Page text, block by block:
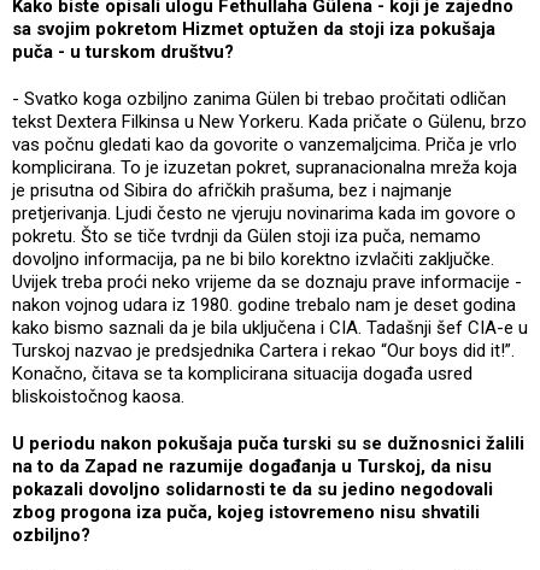
Kako biste opisali ulogu Fethullaha Gülena - koji je zajedno
sa svojim pokretom Hizmet optužen da stoji iza pokušaja
puča - u turskom društvu?
- Svatko koga ozbiljno zanima Gülen bi trebao pročitati odličan
tekst Dextera Filkinsa u New Yorkeru. Kada pričate o Gülenu, brzo
vas počnu gledati kao da govorite o vanzemaljcima. Priča je vrlo
komplicirana. To je izuzetan pokret, supranacionalna mreža koja
je prisutna od Sibira do afričkih prašuma, bez i najmanje
pretjerivanja. Ljudi često ne vjeruju novinarima kada im govore o
pokretu. Što se tiče tvrdnji da Gülen stoji iza puča, nemamo
dovoljno informacija, pa ne bi bilo korektno izvlačiti zaključke.
Uvijek treba proći neko vrijeme da se doznaju prave informacije -
nakon vojnog udara iz 1980. godine trebalo nam je deset godina
kako bismo saznali da je bila uključena i CIA. Tadašnji šef CIA-e u
Turskoj nazvao je predsjednika Cartera i rekao “Our boys did it!”.
Konačno, čitava se ta komplicirana situacija događa usred
bliskoistočnog kaosa.
U periodu nakon pokušaja puča turski su se dužnosnici žalili
na to da Zapad ne razumije događanja u Turskoj, da nisu
pokazali dovoljno solidarnosti te da su jedino negodovali
zbog progona iza puča, kojeg istovremeno nisu shvatili
ozbiljno?